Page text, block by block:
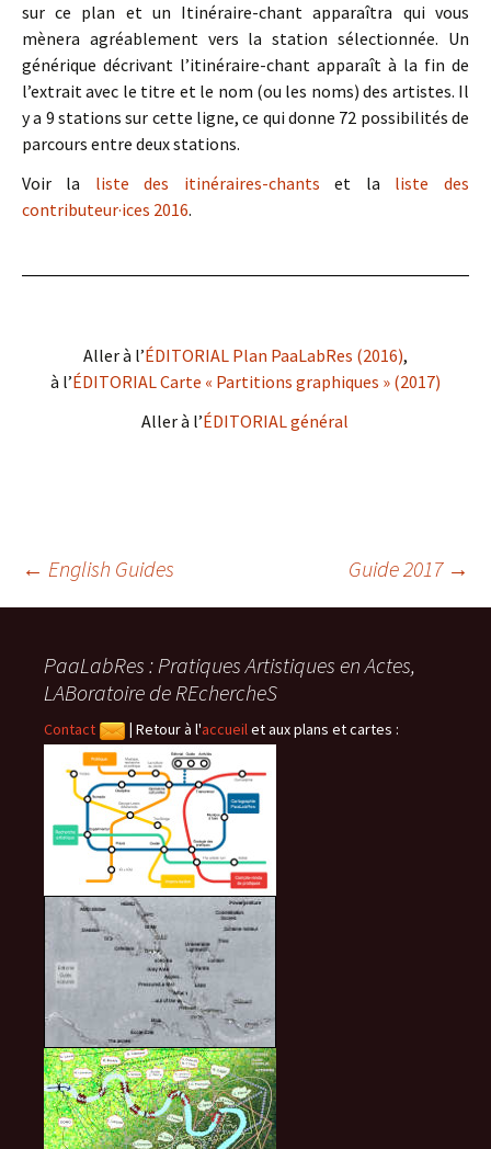
sur ce plan et un Itinéraire-chant apparaîtra qui vous
mènera agréablement vers la station sélectionnée. Un
générique décrivant l’itinéraire-chant apparaît à la fin de
l’extrait avec le titre et le nom (ou les noms) des artistes. Il
y a 9 stations sur cette ligne, ce qui donne 72 possibilités de
parcours entre deux stations.
Voir la liste des itinéraires-chants et la liste des
contributeur·ices 2016.
Aller à l’ÉDITORIAL Plan PaaLabRes (2016),
à l’ÉDITORIAL Carte « Partitions graphiques » (2017)
Aller à l’ÉDITORIAL général
Navigation
des
articles
← English Guides Guide 2017 →
PaaLabRes : Pratiques Artistiques en Actes,
LABoratoire de REchercheS
Contact | Retour à l'accueilet aux plans et cartes :